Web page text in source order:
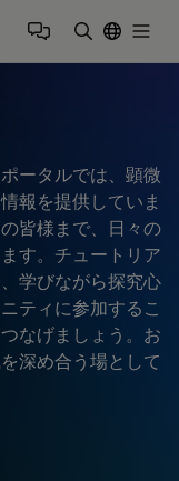
ータルでは、顕微
報を提供していま
皆様まで、日々の
す。チュートリア
学びながら探究心
ティに参加するこ
なげましょう。お
深め合う場として